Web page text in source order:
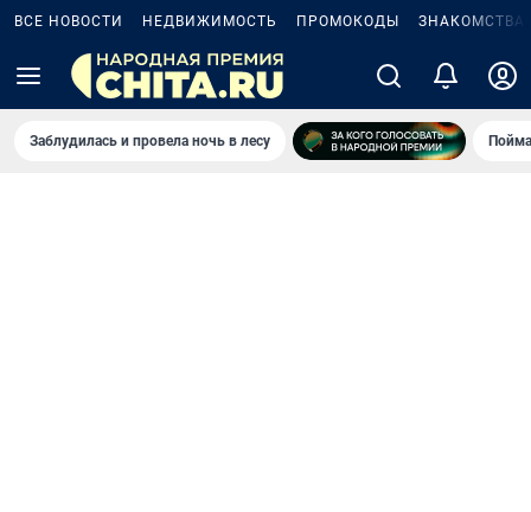
ВСЕ НОВОСТИ НЕДВИЖИМОСТЬ ПРОМОКОДЫ ЗНАКОМСТВА
Заблудилась и провела ночь в лесу